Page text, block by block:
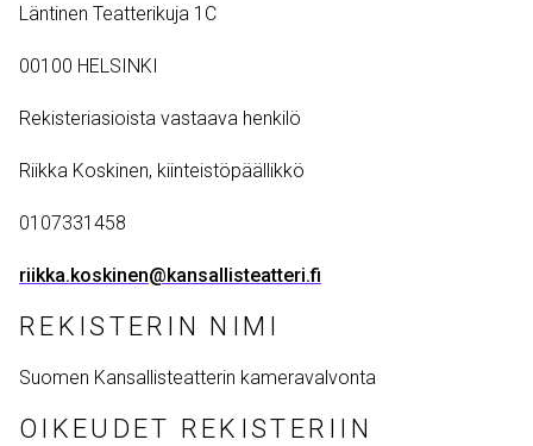
Läntinen Teatterikuja 1C
00100 HELSINKI
Rekisteriasioista vastaava henkilö
Riikka Koskinen, kiinteistöpäällikkö
0107331458
riikka.koskinen@kansallisteatteri.fi
REKISTERIN NIMI
Suomen Kansallisteatterin kameravalvonta
OIKEUDET REKISTERIIN